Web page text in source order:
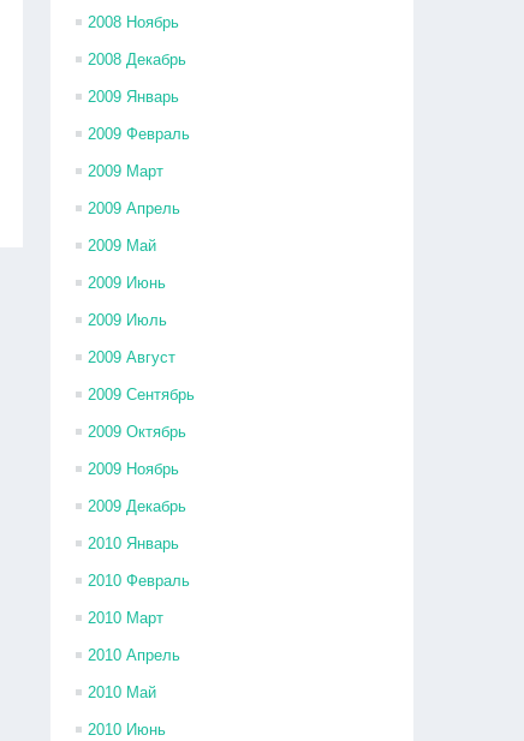
2008 Ноябрь
2008 Декабрь
2009 Январь
2009 Февраль
2009 Март
2009 Апрель
2009 Май
2009 Июнь
2009 Июль
2009 Август
2009 Сентябрь
2009 Октябрь
2009 Ноябрь
2009 Декабрь
2010 Январь
2010 Февраль
2010 Март
2010 Апрель
2010 Май
2010 Июнь